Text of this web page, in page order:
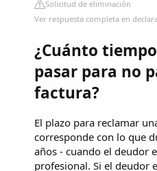
Solicitud de eliminación
Ver respuesta completa en
¿Cuánto
pasar para no
factura?
El plazo para reclamar
corresponde con lo que
años - cuando el deudor
profesional. Si el deudor